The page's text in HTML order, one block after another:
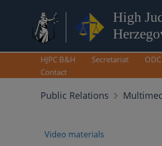
High
HJPC B&H Secretariat ODC
Contact
Public Relations
Video materials